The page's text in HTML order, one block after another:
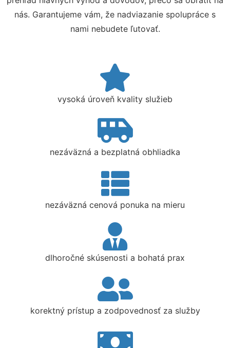
nás. Garantujeme vám, že nadviazanie spolupráce s
nami nebudete ľutovať.
vysoká úroveň kvality služieb
nezáväzná a bezplatná obhliadka
nezáväzná cenová ponuka na mieru
dlhoročné skúsenosti a bohatá prax
korektný prístup a zodpovednosť za služby